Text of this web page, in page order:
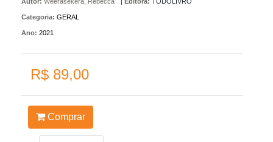
Categoria: GERAL
Ano: 2021
R$ 89,00
Comprar